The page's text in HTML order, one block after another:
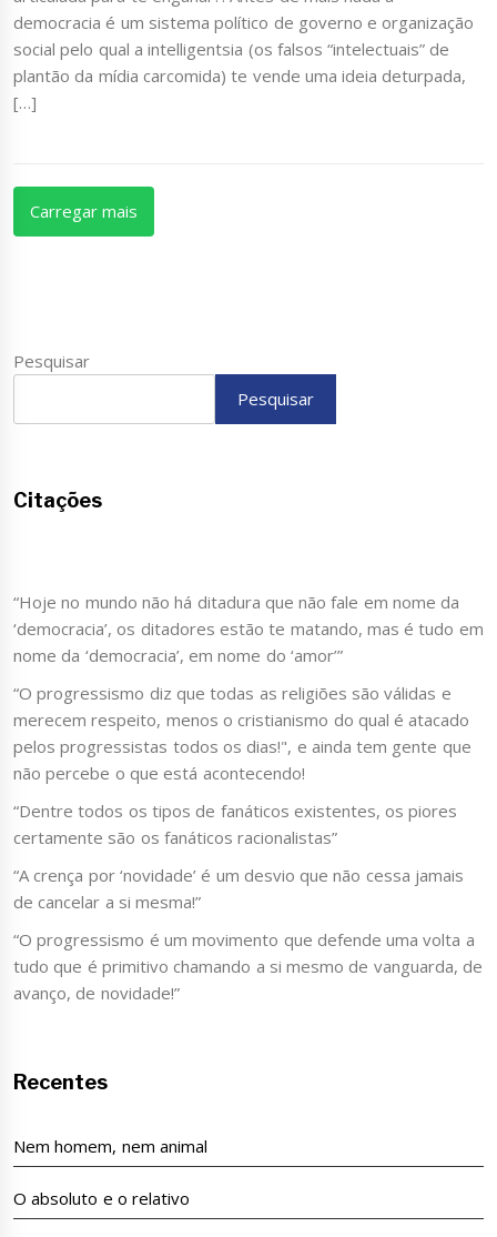
democracia é um sistema político de governo e organização
social pelo qual a intelligentsia (os falsos “intelectuais” de
plantão da mídia carcomida) te vende uma ideia deturpada,
[…]
Carregar mais
Pesquisar
Pesquisar
Citações
“Hoje no mundo não há ditadura que não fale em nome da
‘democracia’, os ditadores estão te matando, mas é tudo em
nome da ‘democracia’, em nome do ‘amor’”
“O progressismo diz que todas as religiões são válidas e
merecem respeito, menos o cristianismo do qual é atacado
pelos progressistas todos os dias!", e ainda tem gente que
não percebe o que está acontecendo!
“Dentre todos os tipos de fanáticos existentes, os piores
certamente são os fanáticos racionalistas”
“A crença por ‘novidade’ é um desvio que não cessa jamais
de cancelar a si mesma!”
“O progressismo é um movimento que defende uma volta a
tudo que é primitivo chamando a si mesmo de vanguarda, de
avanço, de novidade!”
Recentes
Nem homem, nem animal
O absoluto e o relativo